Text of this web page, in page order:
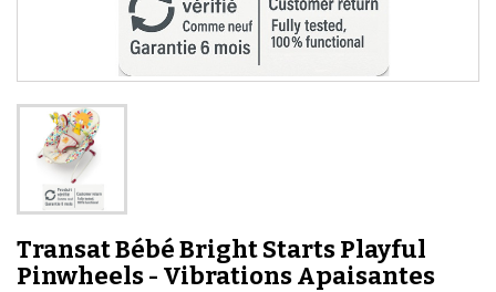
Transat Bébé Bright Starts Playful
Pinwheels - Vibrations Apaisantes